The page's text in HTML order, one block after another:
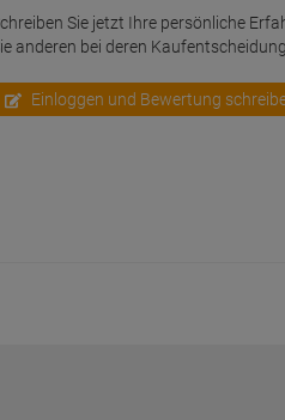
Sie jetzt Ihre persönliche
anderen bei deren Kaufentscheidung
Einloggen und Bewertung